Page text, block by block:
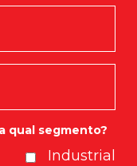
qual segmento?
Industrial
Sucesso!
nossas